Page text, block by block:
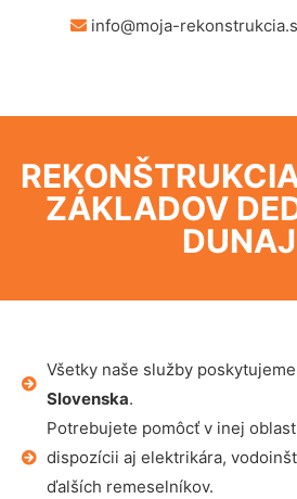
info@moja-
ZÁKLADOV
Všetky naše služby
Slovenska.
Potrebujete pomôcť v inej
dispozícii aj elektrikára,
ďalších remeselníkov.